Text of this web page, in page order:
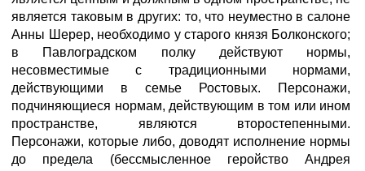
является таковым в других: то, что неуместно в салоне
Анны Шерер, необходимо у старого князя Болконского;
в Павлоградском полку действуют нормы,
несовместимые с традиционными нормами,
действующими в семье Ростовых. Персонажи,
подчиняющиеся нормам, действующим в том или ином
пространстве, являются второстепенными.
Персонажи, которые либо, доводят исполнение нормы
до предела (бессмысленное геройство Андрея